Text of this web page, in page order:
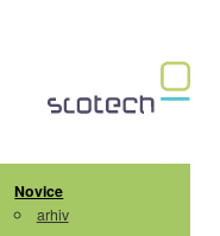
Novice
arhiv